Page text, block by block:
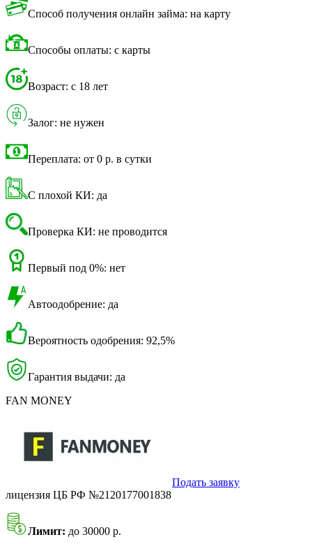
Способ получения онлайн займа: на карту
Способы оплаты: с карты
Возраст: с 18 лет
Залог: не нужен
Переплата: от 0 р. в сутки
С плохой КИ: да
Проверка КИ: не проводится
Первый под 0%: нет
Автоодобрение: да
Вероятность одобрения: 92,5%
Гарантия выдачи: да
FAN MONEY
Подать заявку
лицензия ЦБ РФ №2120177001838
Лимит: до 30000 р.